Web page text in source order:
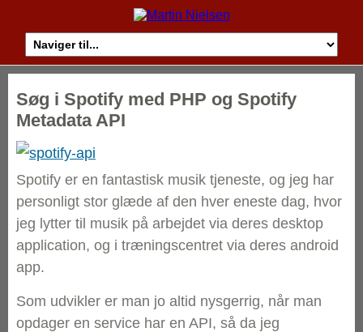
Søg i Spotify med PHP og Spotify
Metadata API
Spotify er en fantastisk musik tjeneste, og jeg har
personligt stor glæde af den hver eneste dag, hvor
jeg lytter til musik på arbejdet via deres desktop
application, og i træningscentret via deres android
app.
Som udvikler er man jo altid nysgerrig, når man
opdager en service har en API, så da jeg